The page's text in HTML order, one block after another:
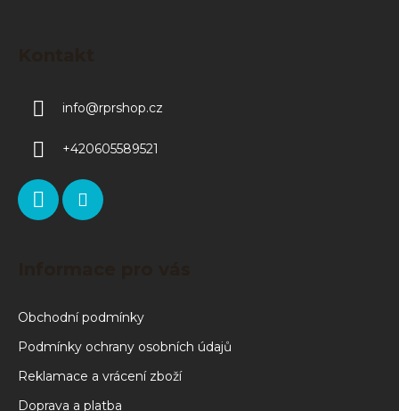
info@rprshop.cz
+420605589521
Obchodní podmínky
Podmínky ochrany osobních údajů
Reklamace a vrácení zboží
Doprava a platba